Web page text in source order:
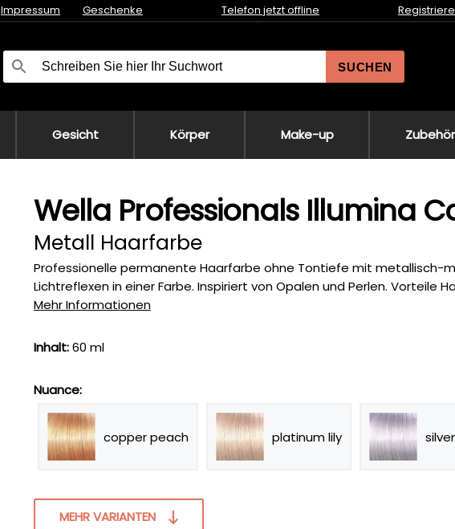
Impressum Geschenke Telefon jetzt offline
SUCHEN
Gesicht Körper Make-up Zubehör
Wella Professionals Illumina
Metall Haarfarbe
Professionelle permanente Haarfarbe ohne Tontiefe mit metallisch-
Lichtreflexen in einer Farbe. Inspiriert von Opalen und Perlen. Vorteile
Mehr Informationen
Inhalt:60 ml
Nuance:
copper peach platinum lily
MEHR VARIANTEN